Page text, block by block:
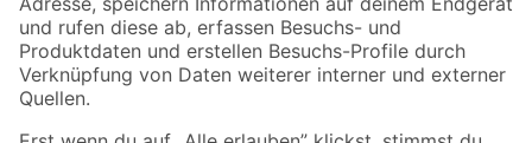
Zahlungsarten Versandarten
Sicher einkaufen